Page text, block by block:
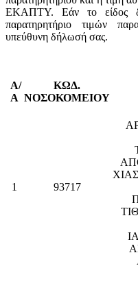
ΕΚΑΠΤΥ. Εάν το είδος
παρατηρητήριο τιμών
υπεύθυνη δήλωσή σας.
Α/
Α
ΚΩΔ.
ΝΟΣΟΚΟΜΕΙΟΥ
1 93717